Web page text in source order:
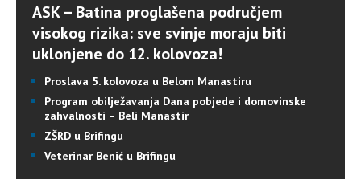
ASK – Batina proglašena područjem
visokog rizika: sve svinje moraju biti
uklonjene do 12. kolovoza!
Proslava 5. kolovoza u Belom Manastiru
Program obilježavanja Dana pobjede i domovinske
zahvalnosti – Beli Manastir
ZŠRD u Brifingu
Veterinar Benić u Brifingu